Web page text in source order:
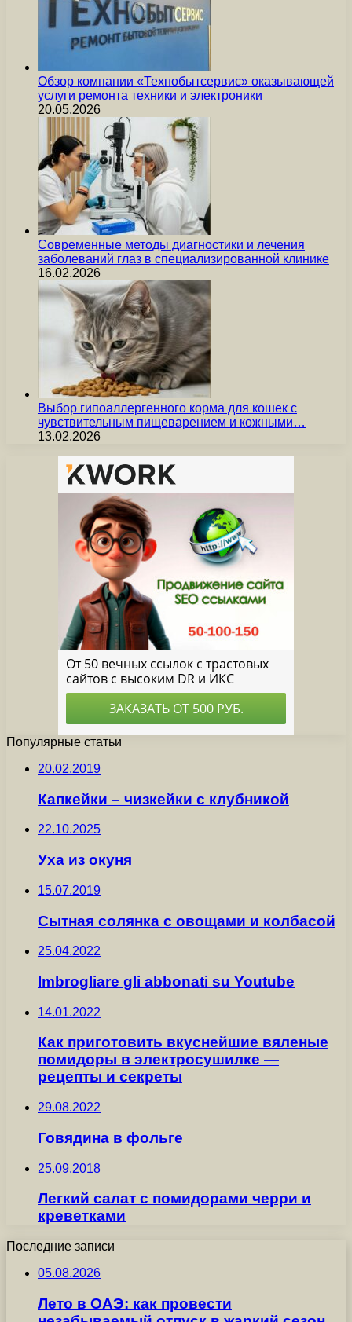
Обзор компании «Технобытсервис» оказывающей
услуги ремонта техники и электроники
20.05.2026
Современные методы диагностики и лечения
заболеваний глаз в специализированной клинике
16.02.2026
Выбор гипоаллергенного корма для кошек с
чувствительным пищеварением и кожными…
13.02.2026
Популярные статьи
20.02.2019
Капкейки – чизкейки с клубникой
22.10.2025
Уха из окуня
15.07.2019
Сытная солянка с овощами и колбасой
25.04.2022
Imbrogliare gli abbonati su Youtube
14.01.2022
Как приготовить вкуснейшие вяленые
помидоры в электросушилке —
рецепты и секреты
29.08.2022
Говядина в фольге
25.09.2018
Легкий салат с помидорами черри и
креветками
Последние записи
05.08.2026
Лето в ОАЭ: как провести